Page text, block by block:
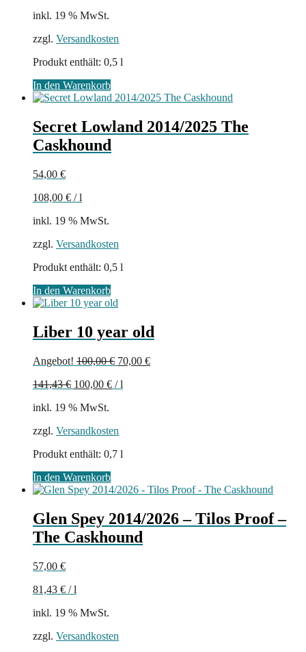
inkl. 19 % MwSt.
zzgl. Versandkosten
Produkt enthält: 0,5 l
In den Warenkorb
Secret Lowland 2014/2025 The
Caskhound
54,00 €
108,00 € /l
inkl. 19 % MwSt.
zzgl. Versandkosten
Produkt enthält: 0,5 l
In den Warenkorb
Liber 10 year old
Angebot! 100,00€ Ursprünglicher
war:
70,00 €Aktueller
141,43€ 100,00 € /l
inkl. 19 % MwSt.
zzgl. Versandkosten
Produkt enthält: 0,7 l
In den Warenkorb
Glen Spey 2014/2026 – Tilos Proof –
The Caskhound
57,00 €
81,43 € /l
inkl. 19 % MwSt.
zzgl. Versandkosten